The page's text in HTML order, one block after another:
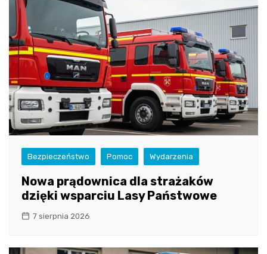
Bezpieczeństwo Pomoc Wydarzenia
Nowa prądownica dla strażaków
dzięki wsparciu Lasy Państwowe
7 sierpnia 2026